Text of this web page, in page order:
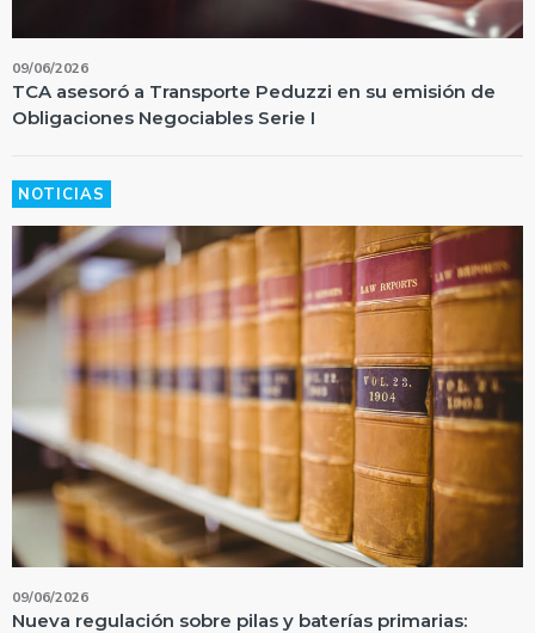
09/06/2026
TCA asesoró a Transporte Peduzzi en su emisión de
Obligaciones Negociables Serie I
NOTICIAS
09/06/2026
Nueva regulación sobre pilas y baterías primarias: